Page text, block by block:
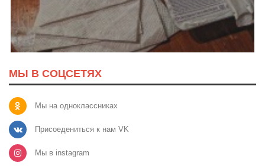
МЫ В СОЦСЕТЯХ
Мы на одноклассниках
Присоедениться к нам VK
Мы в instagram